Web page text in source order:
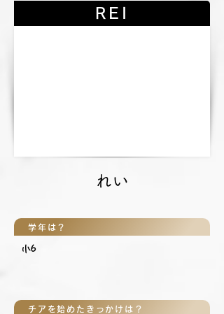
REI
れい
学年は？
小6
チアを始めたきっかけは？